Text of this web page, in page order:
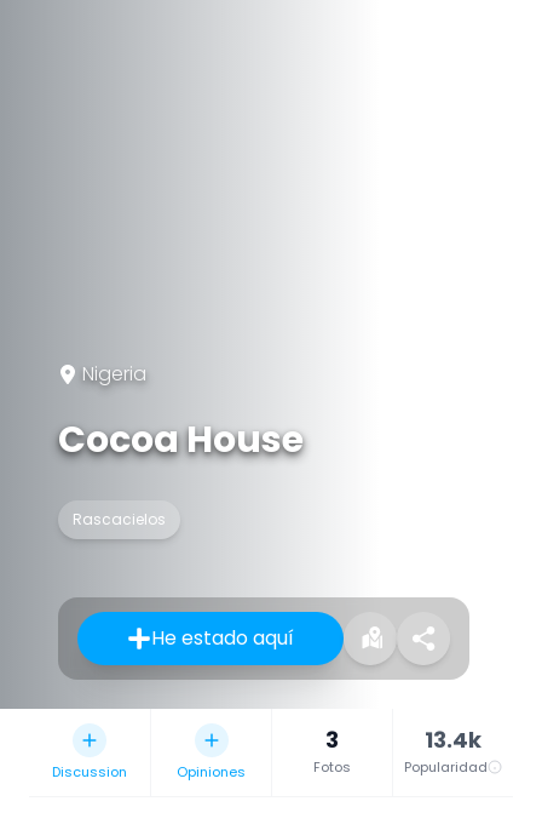
Nigeria
Cocoa House
Rascacielos
He estado aquí
Discussion Opiniones
3
Fotos
13.4k
Popularidad